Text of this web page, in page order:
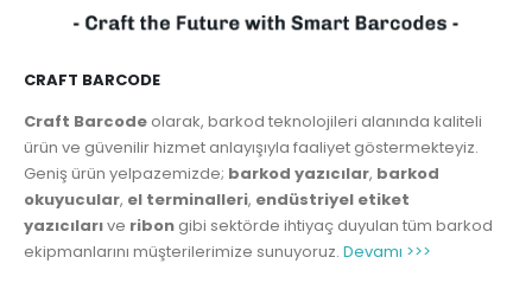
CRAFT BARCODE
Craft Barcode olarak, barkod teknolojileri alanında kaliteli
ürün ve güvenilir hizmet anlayışıyla faaliyet göstermekteyiz.
Geniş ürün yelpazemizde; barkod yazıcılar, barkod
okuyucular, el terminalleri, endüstriyel etiket
yazıcılarıve ribon gibi sektörde ihtiyaç duyulan tüm barkod
ekipmanlarını müşterilerimize sunuyoruz. Devamı >>>